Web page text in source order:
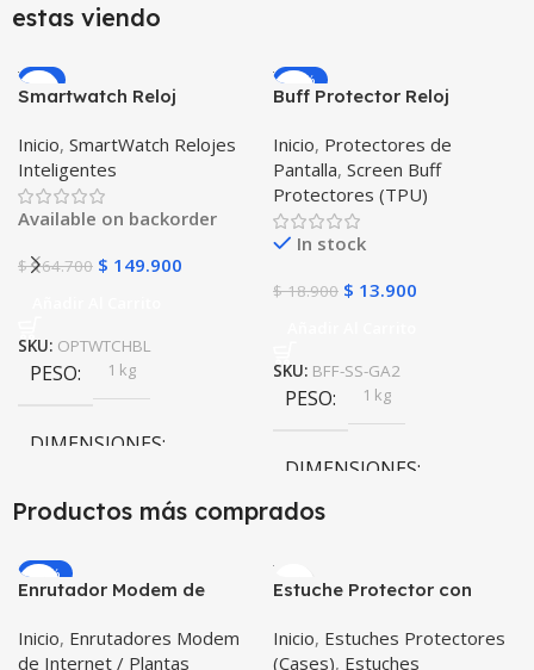
estas viendo
-9%
Smartwatch Reloj
WATCH BLACK™ (PK W34
Iwo 10 12) Compatible
Android y iPhone
Inicio, SmartWatch Relojes
Inteligentes
Available on backorder
$164.700 $ 149.900
SKU: OPTWTCHBL
PESO 1 kg
DIMENSIONES
20 × 20 × 20 cm
-26%
Buff Protector Reloj
Samsung Galaxy Watch
Active 2
Inicio, Protectores de
Pantalla, Screen Buff
Protectores (TPU)
In stock
$18.900 $ 13.900
SKU: BFF-SS-GA2
PESO 1 kg
DIMENSIONES
Productos más comprados
-20%
Enrutador Modem de
Libre Todo Operador 4G
LTE SIMCARD
Inicio, Enrutadores Modem
de Internet / Plantas
Estuche Protector con
Tablet Samsung Galaxy
Tab A8 10.5 2021 – 2022
Inicio, Estuches Protectores
(Cases), Estuches